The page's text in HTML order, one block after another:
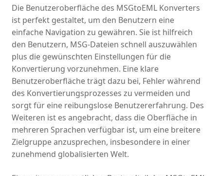
Die Benutzeroberfläche des MSGtoEML Konverters
ist perfekt gestaltet, um den Benutzern eine
einfache Navigation zu gewähren. Sie ist hilfreich
den Benutzern, MSG-Dateien schnell auszuwählen
plus die gewünschten Einstellungen für die
Konvertierung vorzunehmen. Eine klare
Benutzeroberfläche trägt dazu bei, Fehler während
des Konvertierungsprozesses zu vermeiden und
sorgt für eine reibungslose Benutzererfahrung. Des
Weiteren ist es angebracht, dass die Oberfläche in
mehreren Sprachen verfügbar ist, um eine breitere
Zielgruppe anzusprechen, insbesondere in einer
zunehmend globalisierten Welt.